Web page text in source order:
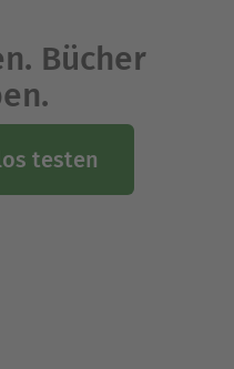
dieses bebilderte
illustriert. Das
macht mir sehr viel
durch mein
Bücher
testen